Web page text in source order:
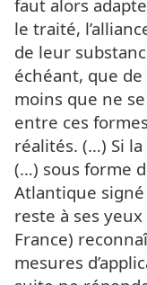
faut alors
le traité,
de leur
échéant, que de
moins que ne
entre ces
réalités. (…) Si
(…) sous forme
Atlantique
reste à ses
France)
mesures